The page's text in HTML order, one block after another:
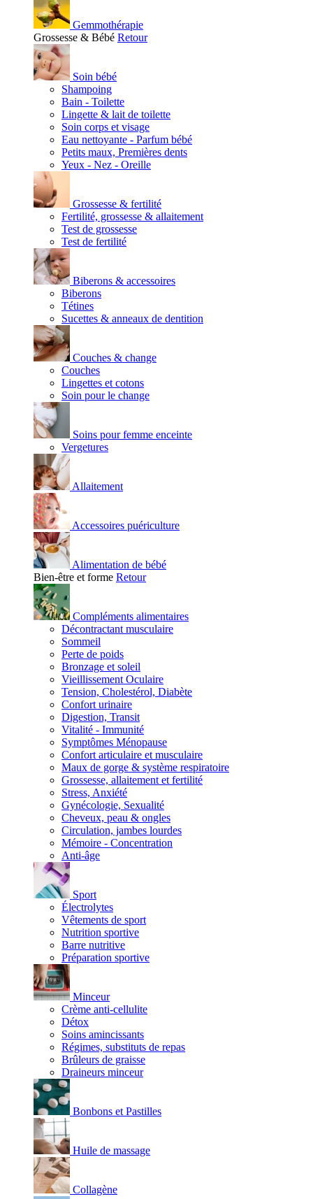
Gemmothérapie
Grossesse & Bébé Retour
Soin bébé
Shampoing
Bain - Toilette
Lingette & lait de toilette
Soin corps et visage
Eau nettoyante - Parfum bébé
Petits maux, Premières dents
Yeux - Nez - Oreille
Grossesse & fertilité
Fertilité, grossesse & allaitement
Test de grossesse
Test de fertilité
Biberons & accessoires
Biberons
Tétines
Sucettes & anneaux de dentition
Couches & change
Couches
Lingettes et cotons
Soin pour le change
Soins pour femme enceinte
Vergetures
Allaitement
Accessoires puériculture
Alimentation de bébé
Bien-être et forme Retour
Compléments alimentaires
Décontractant musculaire
Sommeil
Perte de poids
Bronzage et soleil
Vieillissement Oculaire
Tension, Cholestérol, Diabète
Confort urinaire
Digestion, Transit
Vitalité - Immunité
Symptômes Ménopause
Confort articulaire et musculaire
Maux de gorge & système respiratoire
Grossesse, allaitement et fertilité
Stress, Anxiété
Gynécologie, Sexualité
Cheveux, peau & ongles
Circulation, jambes lourdes
Mémoire - Concentration
Anti-âge
Sport
Électrolytes
Vêtements de sport
Nutrition sportive
Barre nutritive
Préparation sportive
Minceur
Crème anti-cellulite
Détox
Soins amincissants
Régimes, substituts de repas
Brûleurs de graisse
Draineurs minceur
Bonbons et Pastilles
Huile de massage
Collagène